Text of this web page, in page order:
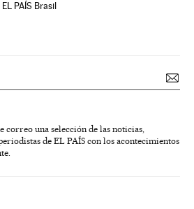
PAÍS Brasil
correo una selección de las noticias,
de EL PAÍS con los acontecimientos